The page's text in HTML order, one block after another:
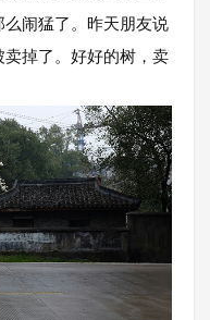
闹猛了。昨天朋友说
掉了。好好的树，卖